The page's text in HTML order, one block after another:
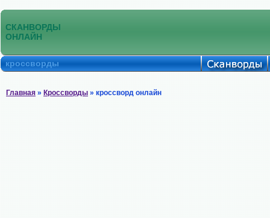
СКАНВОРДЫ
ОНЛАЙН
кроссворды
Главная » Кроссворды » кроссворд онлайн